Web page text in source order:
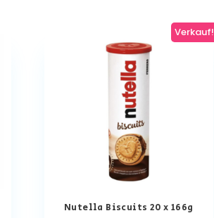
Verkauf!
Nutella Biscuits 20 x 166g